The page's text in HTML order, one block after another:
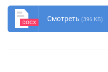
DOCX Смотреть (396 КБ)